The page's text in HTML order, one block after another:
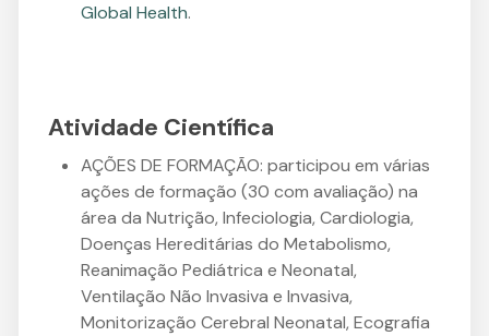
Global Health.
Atividade Científica
AÇÕES DE FORMAÇÃO: participou em várias
ações de formação (30 com avaliação) na
área da Nutrição, Infeciologia, Cardiologia,
Doenças Hereditárias do Metabolismo,
Reanimação Pediátrica e Neonatal,
Ventilação Não Invasiva e Invasiva,
Monitorização Cerebral Neonatal, Ecografia